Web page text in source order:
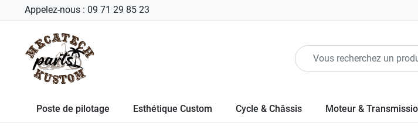
Appelez-nous : 09 71 29 85 23
Poste de pilotage Esthétique Custom Cycle & Châssis Moteur &